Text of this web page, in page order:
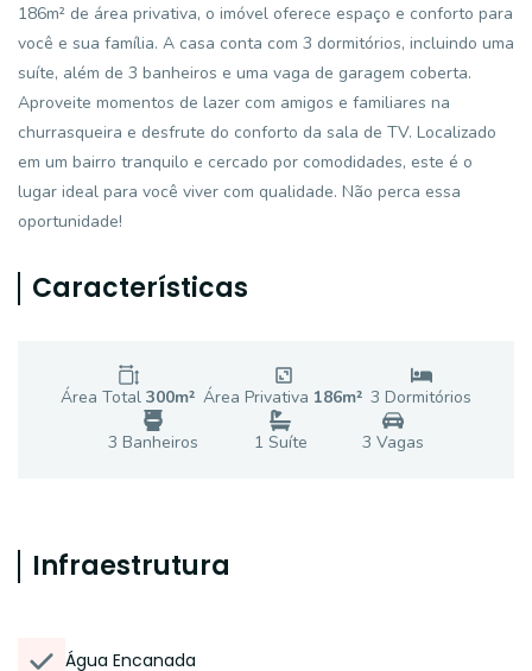
186m² de área privativa, o imóvel oferece espaço e conforto para
você e sua família. A casa conta com 3 dormitórios, incluindo uma
suíte, além de 3 banheiros e uma vaga de garagem coberta.
Aproveite momentos de lazer com amigos e familiares na
churrasqueira e desfrute do conforto da sala de TV. Localizado
em um bairro tranquilo e cercado por comodidades, este é o
lugar ideal para você viver com qualidade. Não perca essa
oportunidade!
Características
Área Total 300m² Área Privativa 186m² 3 Dormitórios
3 Banheiros 1 Suíte 3 Vagas
Infraestrutura
Água Encanada